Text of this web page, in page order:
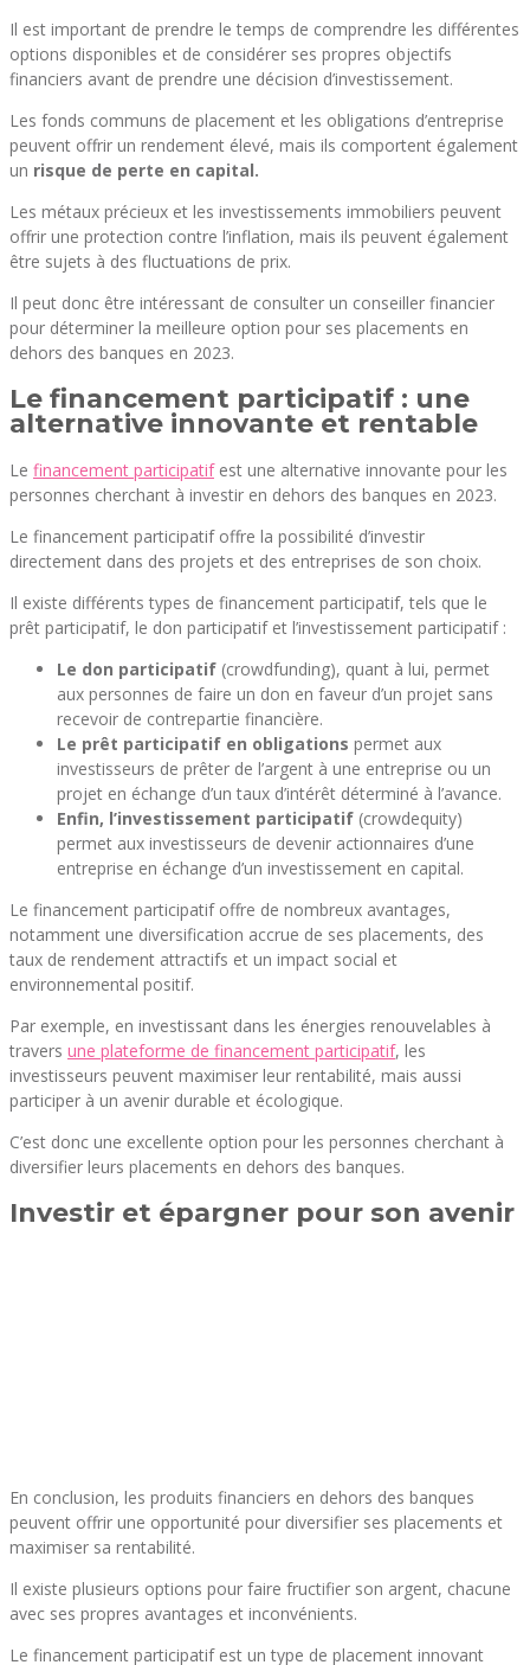
Il est important de prendre le temps de comprendre les différentes
options disponibles et de considérer ses propres objectifs
financiers avant de prendre une décision d’investissement.
Les fonds communs de placement et les obligations d’entreprise
peuvent offrir un rendement élevé, mais ils comportent également
un risque de perte en capital.
Les métaux précieux et les investissements immobiliers peuvent
offrir une protection contre l’inflation, mais ils peuvent également
être sujets à des fluctuations de prix.
Il peut donc être intéressant de consulter un conseiller financier
pour déterminer la meilleure option pour ses placements en
dehors des banques en 2023.
Le financement participatif : une
alternative innovante et rentable
Le financement participatifest une alternative innovante pour les
personnes cherchant à investir en dehors des banques en 2023.
Le financement participatif offre la possibilité d’investir
directement dans des projets et des entreprises de son choix.
Il existe différents types de financement participatif, tels que le
prêt participatif, le don participatif et l’investissement participatif :
Le don participatif (crowdfunding), quant à lui, permet
aux personnes de faire un don en faveur d’un projet sans
recevoir de contrepartie financière.
Le prêt participatif en obligations permet aux
investisseurs de prêter de l’argent à une entreprise ou un
projet en échange d’un taux d’intérêt déterminé à l’avance.
Enfin, l’investissement participatif (crowdequity)
permet aux investisseurs de devenir actionnaires d’une
entreprise en échange d’un investissement en capital.
Le financement participatif offre de nombreux avantages,
notamment une diversification accrue de ses placements, des
taux de rendement attractifs et un impact social et
environnemental positif.
Par exemple, en investissant dans les énergies renouvelables à
travers une plateforme de financement participatif, les
investisseurs peuvent maximiser leur rentabilité, mais aussi
participer à un avenir durable et écologique.
C’est donc une excellente option pour les personnes cherchant à
diversifier leurs placements en dehors des banques.
Investir et épargner pour son avenir
En conclusion, les produits financiers en dehors des banques
peuvent offrir une opportunité pour diversifier ses placements et
maximiser sa rentabilité.
Il existe plusieurs options pour faire fructifier son argent, chacune
avec ses propres avantages et inconvénients.
Le financement participatif est un type de placement innovant